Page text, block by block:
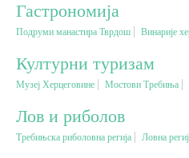
Културни туризам
Гастрономија
Сеоски туризам
Гастрономија
Подруми манастира Тврдош Винарије
Културни туризам
Музеј Херцеговине Мостови Требиња
Лов и риболов
Требињска риболовна регија Ловна